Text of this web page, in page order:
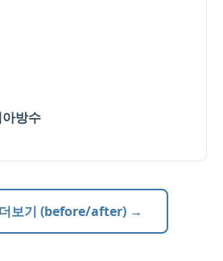
방수
보기 (before/after) →